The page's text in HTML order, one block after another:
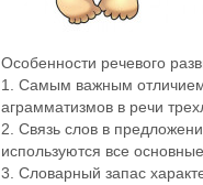
Особенности речевого
1. Самым важным отличием
аграмматизмов в речи
2. Связь слов в
используются все
3. Словарный запас